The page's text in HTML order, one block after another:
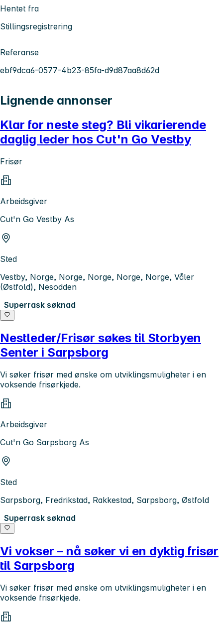
Hentet fra
Stillingsregistrering
Referanse
ebf9dca6-0577-4b23-85fa-d9d87aa8d62d
Lignende annonser
Klar for neste steg? Bli vikarierende
daglig leder hos Cut'n Go Vestby
Frisør
Arbeidsgiver
Cut'n Go Vestby As
Sted
Vestby, Norge, Norge, Norge, Norge, Norge, Våler
(Østfold), Nesodden
Superrask søknad
Nestleder/Frisør søkes til Storbyen
Senter i Sarpsborg
Vi søker frisør med ønske om utviklingsmuligheter i en
voksende frisørkjede.
Arbeidsgiver
Cut'n Go Sarpsborg As
Sted
Sarpsborg, Fredrikstad, Rakkestad, Sarpsborg, Østfold
Superrask søknad
Vi vokser – nå søker vi en dyktig frisør
til Sarpsborg
Vi søker frisør med ønske om utviklingsmuligheter i en
voksende frisørkjede.